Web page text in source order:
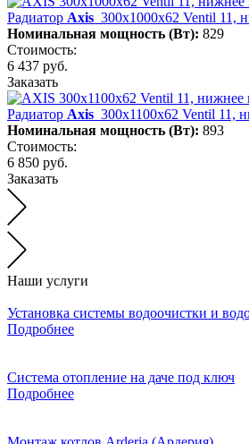
Радиатор Axis 300х1000х62 Ventil 11,
Номинальная мощность (Вт): 829
Стоимость:
6 437 руб.
Заказать
Радиатор Axis 300х1100х62 Ventil 11,
Номинальная мощность (Вт): 893
Стоимость:
6 850 руб.
Заказать
Наши услуги
Установка системы водоочистки и
Подробнее
Система отопление на даче под ключ
Подробнее